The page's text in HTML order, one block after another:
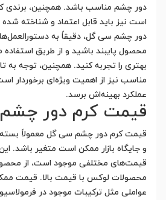
دور چشم مناسب باشد. همچنین، برندی که
است نیز باید قابل اعتماد و شناخته
دور چشم سی گل، دقیقاً به
محصول پایبند باشید و از طریق
بهتری را تجربه کنید. همچنین، توجه به
مناسب نیز از اهمیت ویژه‌ای برخوردار
عملکرد بهینه‌اش برسد.
قیمت کرم دور
قیمت کرم دور چشم سی گل معمولاً بسته
و جایگاه بازار ممکن است متغیر باشد.
قیمت‌های مختلفی موجود است، از
محصولات لوکس با قیمت بالا. قیمت
عواملی مثل ترکیبات موجود در